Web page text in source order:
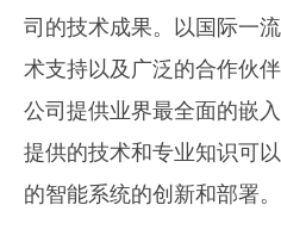
司的技术成果。以国际一
术支持以及广泛的合作伙
公司提供业界最全面的嵌
提供的技术和专业知识可
的智能系统的创新和部署。